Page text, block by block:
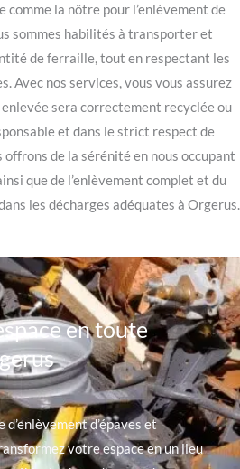
la nôtre pour l’enlèvement de
sommes habilités à transporter et
de ferraille, tout en respectant les
Avec nos services, vous vous assurez
sera correctement recyclée ou
et dans le strict respect de
offrons de la sérénité en nous occupant
que de l’enlèvement complet et du
les décharges adéquates à Orgerus.
en toute
d’épaves et
votre espace en un lieu